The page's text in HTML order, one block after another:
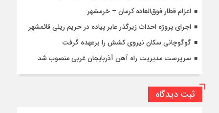
اعزام قطار فوق‌العاده کرمان – خرمشهر
اجرای پروژه احداث زیرگذر عابر پیاده در حریم ریلی قائمشهر
گوگوچانی سکان نیروی کشش را برعهده گرفت
سرپرست مدیریت راه آهن آذربایجان غربی منصوب شد
ثبت دیدگاه